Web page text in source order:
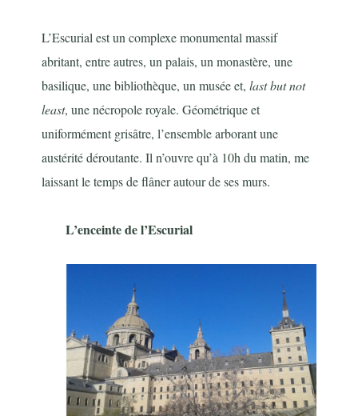
L’Escurial est un complexe monumental massif
abritant, entre autres, un palais, un monastère, une
basilique, une bibliothèque, un musée et,last but not
least, une nécropole royale. Géométrique et
uniformément grisâtre, l’ensemble arborant une
austérité déroutante. Il n’ouvre qu’à 10h du matin, me
laissant le temps de flâner autour de ses murs.
L’enceinte de l’Escurial